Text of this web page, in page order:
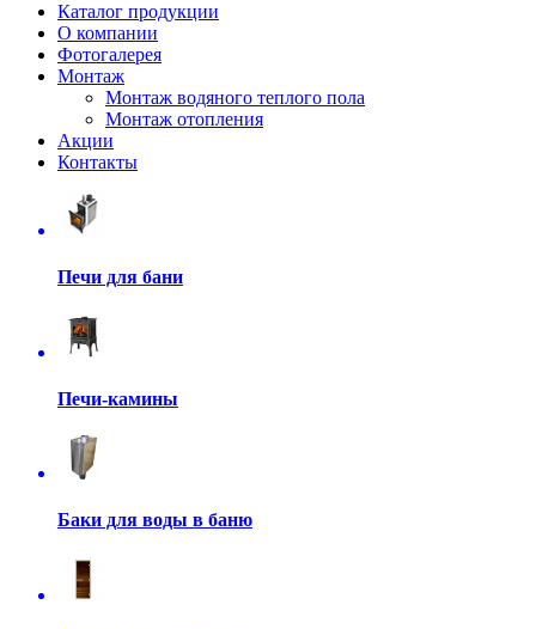
Каталог продукции
О компании
Фотогалерея
Монтаж
Монтаж водяного теплого пола
Монтаж отопления
Акции
Контакты
Печи для бани
Печи-камины
Баки для воды в баню